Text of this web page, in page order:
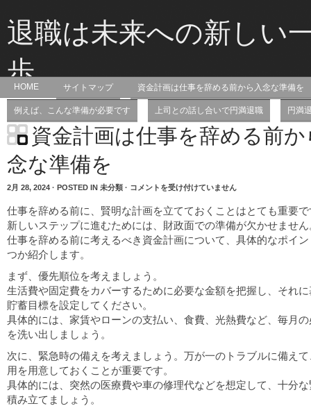
退職は未来への新しい
歩
退職して未来を切り開こうとしている方を応援するサイトです！
HOME サイトマップ 資金計画は仕事を辞める前から入念な準備を
例えば、こんな準備が必要です 上司との話し合いで円満退職 円満
資金計画は仕事を辞める前か
念な準備を
2月 28, 2024 · POSTED IN 未分類 · 資
計
画
は
仕
事
か
ら
念
を
は
コメントを受け付けていません
仕事を辞める前に、賢明な計画を立てておくことはとても重要
新しいステップに進むためには、財政面での準備が欠かせません
仕事を辞める前に考えるべき資金計画について、具体的なポイ
つか紹介します。
まず、優先順位を考えましょう。
生活費や固定費をカバーするために必要な金額を把握し、それ
貯蓄目標を設定してください。
具体的には、家賃やローンの支払い、食費、光熱費など、毎月
を洗い出しましょう。
次に、緊急時の備えを考えましょう。万が一のトラブルに備え
用を用意しておくことが重要です。
具体的には、突然の医療費や車の修理代などを想定して、十分
積み立てましょう。